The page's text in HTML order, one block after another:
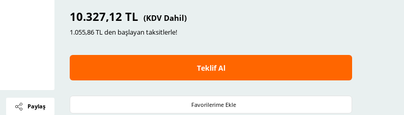
Paylaş
10.327,12 TL (KDV Dahil)
1.055,86 TL den başlayan taksitlerle!
Teklif Al